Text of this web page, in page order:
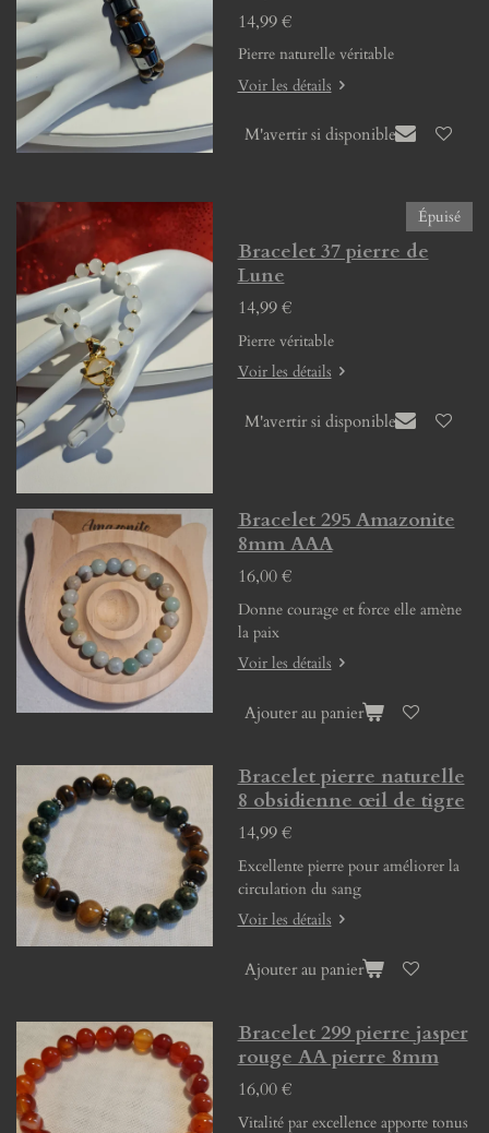
14,99 €
Pierre naturelle véritable
Voir les détails
M'avertir si disponible
Épuisé
Bracelet 37 pierre de
Lune
14,99 €
Pierre véritable
Voir les détails
M'avertir si disponible
Bracelet 295 Amazonite
8mm AAA
16,00 €
Donne courage et force elle amène
la paix
Voir les détails
Ajouter au panier
Bracelet pierre naturelle
8 obsidienne œil de tigre
14,99 €
Excellente pierre pour améliorer la
circulation du sang
Voir les détails
Ajouter au panier
Bracelet 299 pierre jasper
rouge AA pierre 8mm
16,00 €
Vitalité par excellence apporte tonus